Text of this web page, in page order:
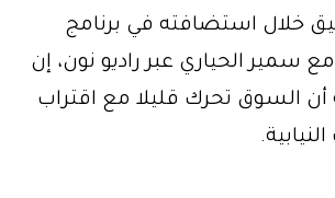
خلال استضافته في برنامج
سمير الحياري عبر راديو نون، إن
أن السوق تحرك قليلا مع اقتراب